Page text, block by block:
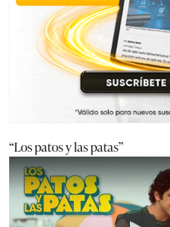
“Los patos y las patas”